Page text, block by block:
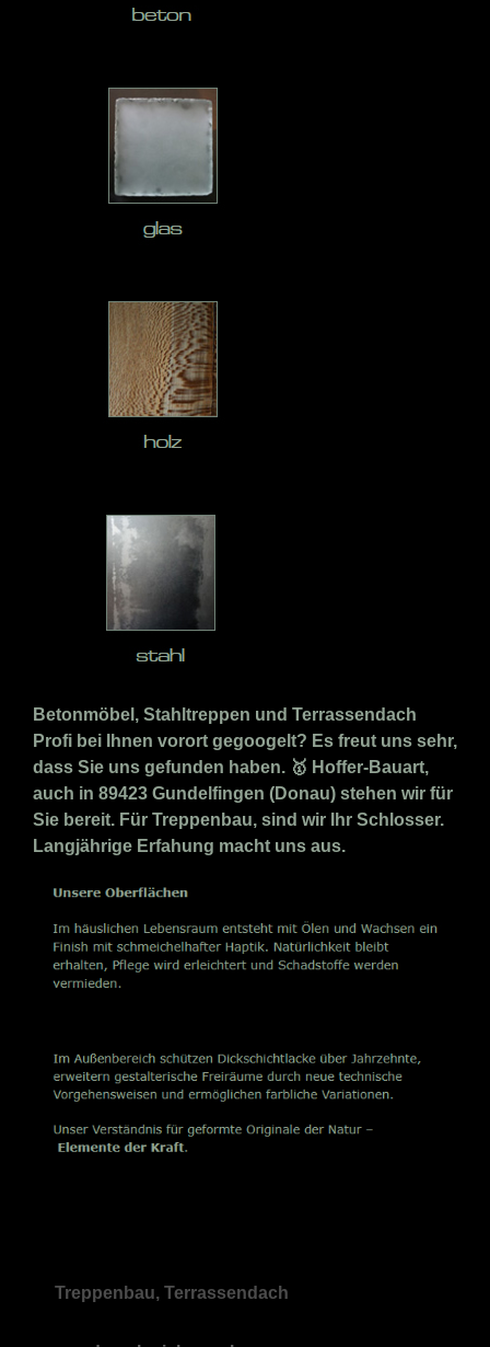
Betonmöbel, Stahltreppen und Terrassendach
Profi bei Ihnen vorort gegoogelt? Es freut uns sehr,
dass Sie uns gefunden haben. 🥇 Hoffer-Bauart,
auch in 89423 Gundelfingen (Donau) stehen wir für
Sie bereit. Für Treppenbau, sind wir Ihr Schlosser.
Langjährige Erfahung macht uns aus.
Treppenbau, Terrassendach